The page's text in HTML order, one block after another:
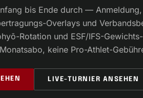
bis Ende durch —
Overlays und
Rotation und ESF/IFS-
keine Pro-Athlet-
LIVE-TURNIER ANSEHEN